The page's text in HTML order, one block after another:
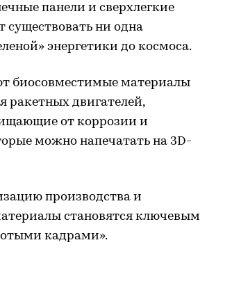
панели и сверхлегкие
существовать ни одна
энергетики до космоса.
биосовместимые материалы
ракетных двигателей,
от коррозии и
можно напечатать на 3D-
производства и
становятся ключевым
кадрами».